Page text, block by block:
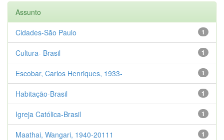
Assunto
1
Cidades-São Paulo
1
Cultura- Brasil
1
Escobar, Carlos Henriques, 1933-
1
Habitação-Brasil
1
Igreja Católica-Brasil
1
Maathai, Wangari, 1940-20111